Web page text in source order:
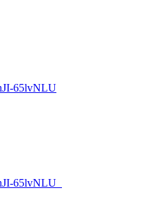
65lvNLU
65lvNLU